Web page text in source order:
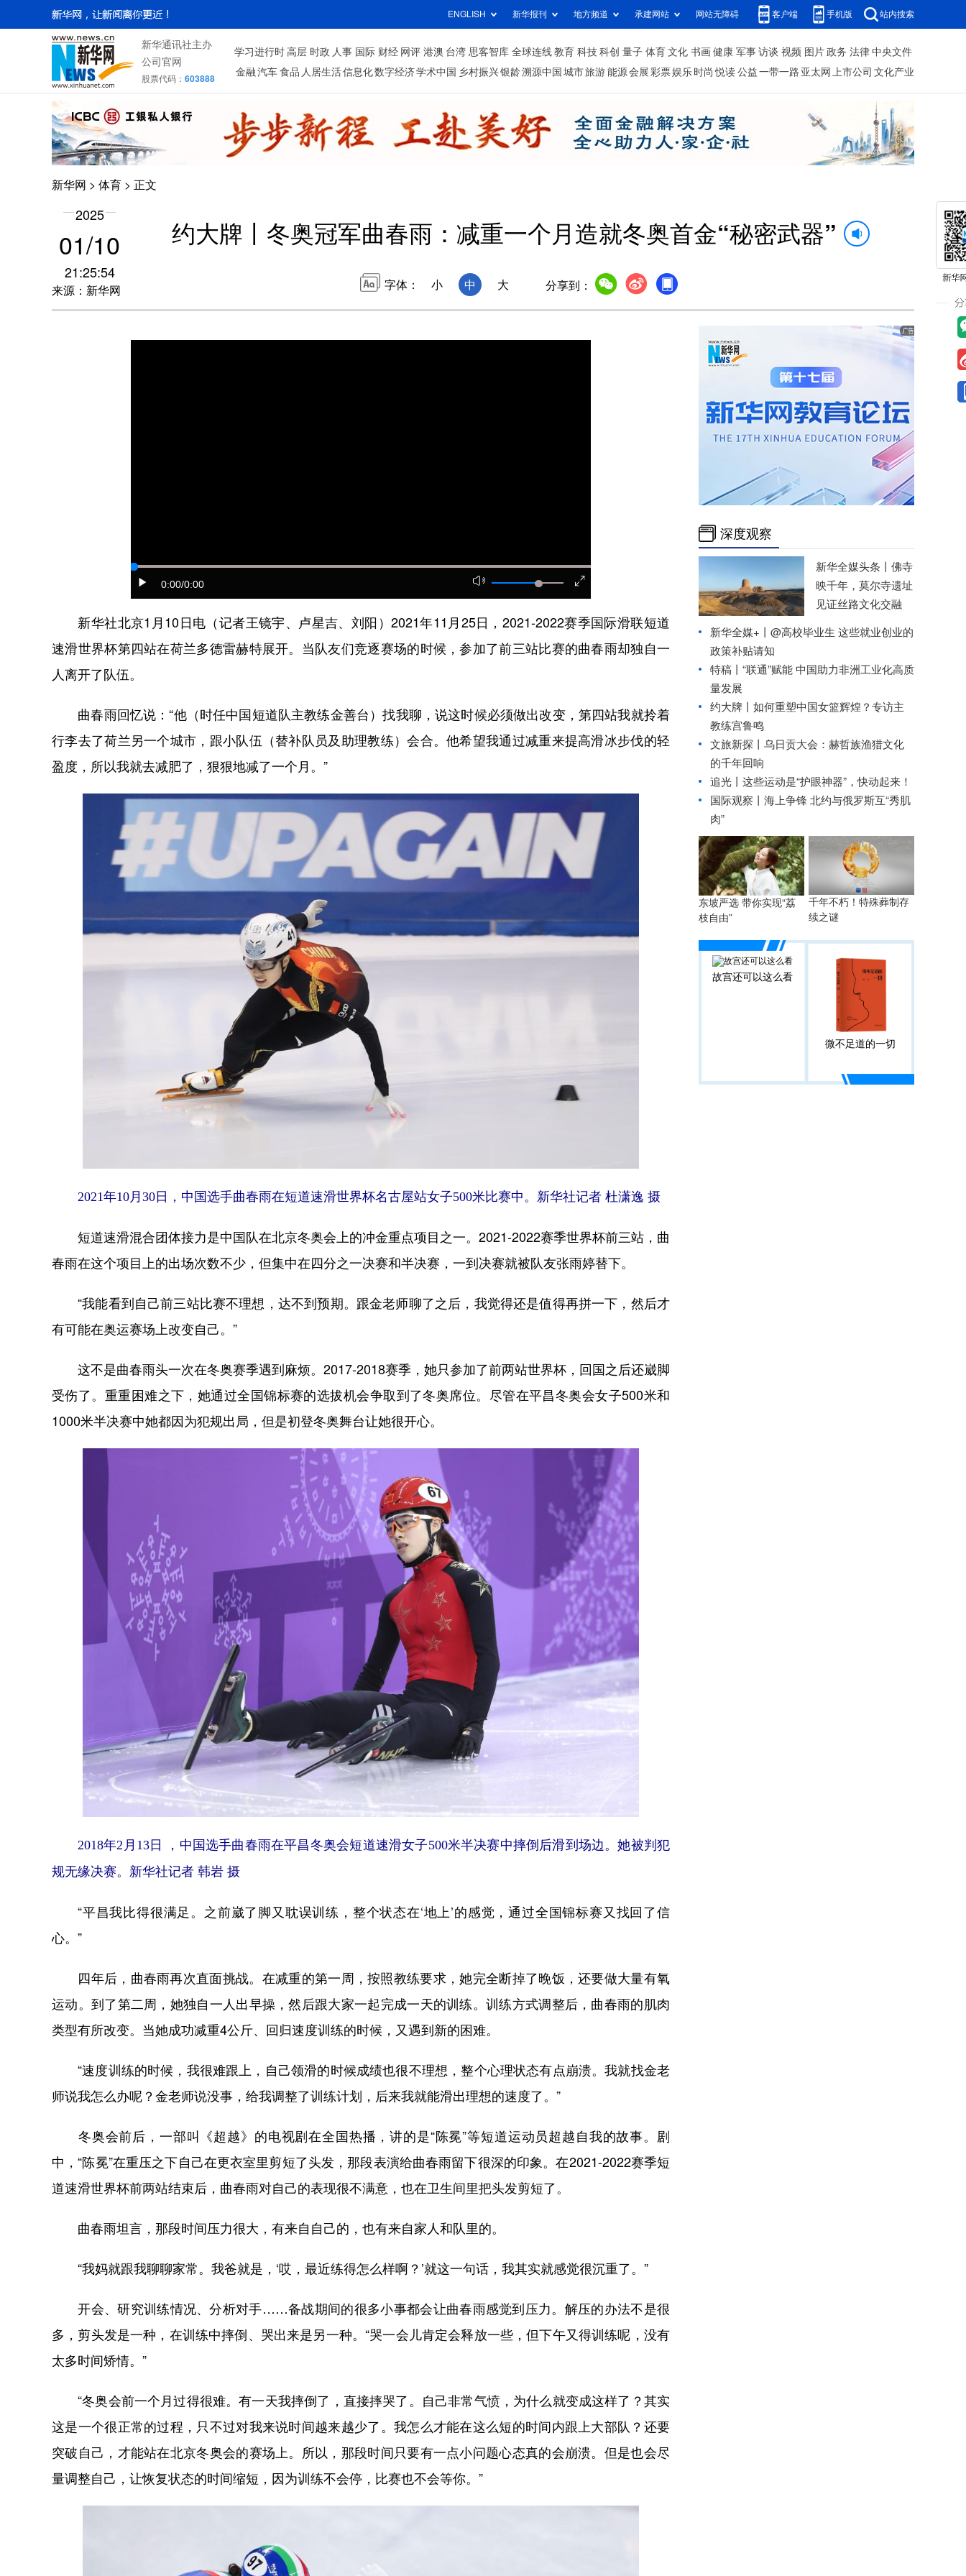
ENGLISH 新华报刊 地方频道 承建网站 网站无障碍 客户端 手机版 站内搜索
新华通讯社主办
公司官网
股票代码： 603888
学习进行时 高层 时政 人事 国际 财经 网评 港澳 台湾 思客智库 全球连线 教育 科技 科创 量子 体育 文化 书画 健康 军事 访谈 视频 图片 政务 法律 中央文件
金融 汽车 食品 人居生活信息化数字经济学术中国 乡村振兴银龄溯源中国 城市旅游 能源 会展 彩票娱乐 时尚 悦读 公益 一带一路 亚太网 上市公司 文化产业
新华网 > 体育 > 正文
2025
01/10
21:25:54
来源：新华网
约大牌丨冬奥冠军曲春雨：减重一个月造就冬奥首金“秘密武器”
字体： 小 中 大 分享到：
0:00/0:00
新华社北京1月10日电（记者王镜宇、卢星吉、刘阳）2021年11月25日，2021-2022赛季国际滑联短道
速滑世界杯第四站在荷兰多德雷赫特展开。当队友们竞逐赛场的时候，参加了前三站比赛的曲春雨却独自一
人离开了队伍。
曲春雨回忆说：“他（时任中国短道队主教练金善台）找我聊，说这时候必须做出改变，第四站我就拎着
行李去了荷兰另一个城市，跟小队伍（替补队员及助理教练）会合。他希望我通过减重来提高滑冰步伐的轻
盈度，所以我就去减肥了，狠狠地减了一个月。”
2021年10月30日，中国选手曲春雨在短道速滑世界杯名古屋站女子500米比赛中。新华社记者 杜潇逸 摄
短道速滑混合团体接力是中国队在北京冬奥会上的冲金重点项目之一。2021-2022赛季世界杯前三站，曲
春雨在这个项目上的出场次数不少，但集中在四分之一决赛和半决赛，一到决赛就被队友张雨婷替下。
“我能看到自己前三站比赛不理想，达不到预期。跟金老师聊了之后，我觉得还是值得再拼一下，然后才
有可能在奥运赛场上改变自己。”
这不是曲春雨头一次在冬奥赛季遇到麻烦。2017-2018赛季，她只参加了前两站世界杯，回国之后还崴脚
受伤了。重重困难之下，她通过全国锦标赛的选拔机会争取到了冬奥席位。尽管在平昌冬奥会女子500米和
1000米半决赛中她都因为犯规出局，但是初登冬奥舞台让她很开心。
2018年2月13日 ，中国选手曲春雨在平昌冬奥会短道速滑女子500米半决赛中摔倒后滑到场边。她被判犯
规无缘决赛。新华社记者 韩岩 摄
“平昌我比得很满足。之前崴了脚又耽误训练，整个状态在‘地上’的感觉，通过全国锦标赛又找回了信
心。”
四年后，曲春雨再次直面挑战。在减重的第一周，按照教练要求，她完全断掉了晚饭，还要做大量有氧
运动。到了第二周，她独自一人出早操，然后跟大家一起完成一天的训练。训练方式调整后，曲春雨的肌肉
类型有所改变。当她成功减重4公斤、回归速度训练的时候，又遇到新的困难。
“速度训练的时候，我很难跟上，自己领滑的时候成绩也很不理想，整个心理状态有点崩溃。我就找金老
师说我怎么办呢？金老师说没事，给我调整了训练计划，后来我就能滑出理想的速度了。”
冬奥会前后，一部叫《超越》的电视剧在全国热播，讲的是“陈冕”等短道运动员超越自我的故事。剧
中，“陈冕”在重压之下自己在更衣室里剪短了头发，那段表演给曲春雨留下很深的印象。在2021-2022赛季短
道速滑世界杯前两站结束后，曲春雨对自己的表现很不满意，也在卫生间里把头发剪短了。
曲春雨坦言，那段时间压力很大，有来自自己的，也有来自家人和队里的。
“我妈就跟我聊聊家常。我爸就是，‘哎，最近练得怎么样啊？’就这一句话，我其实就感觉很沉重了。”
开会、研究训练情况、分析对手……备战期间的很多小事都会让曲春雨感觉到压力。解压的办法不是很
多，剪头发是一种，在训练中摔倒、哭出来是另一种。“哭一会儿肯定会释放一些，但下午又得训练呢，没有
太多时间矫情。”
“冬奥会前一个月过得很难。有一天我摔倒了，直接摔哭了。自己非常气愤，为什么就变成这样了？其实
这是一个很正常的过程，只不过对我来说时间越来越少了。我怎么才能在这么短的时间内跟上大部队？还要
突破自己，才能站在北京冬奥会的赛场上。所以，那段时间只要有一点小问题心态真的会崩溃。但是也会尽
量调整自己，让恢复状态的时间缩短，因为训练不会停，比赛也不会等你。”
深度观察
新华全媒头条丨 佛寺
映千年，莫尔寺遗址
见证丝路文化交融
新华全媒+丨 @高校毕业生 这些就业创业的
政策补贴请知
特稿丨“联通”赋能 中国助力非洲工业化高质
量发展
约大牌丨如何重塑中国女篮辉煌？专访主
教练宫鲁鸣
文旅新探丨乌日贡大会：赫哲族渔猎文化
的千年回响
追光丨 这些运动是“护眼神器”，快动起来！
国际观察丨 海上争锋 北约与俄罗斯互“秀肌
肉”
东坡严选 带你实现“荔
枝自由”
千年不朽！特殊葬制存
续之谜
故宫还可以这么看
微不足道的一切